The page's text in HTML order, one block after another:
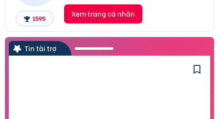
1595
Xem trang cá nhân
Tin tài trợ